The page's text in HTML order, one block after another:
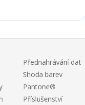
Přednahrávání dat
Shoda barev
Pantone®
Příslušenství